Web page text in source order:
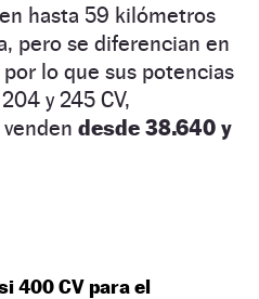
hasta 59 kilómetros
pero se diferencian en
lo que sus potencias
y 245 CV,
desde 38.640 y
400 CV para el